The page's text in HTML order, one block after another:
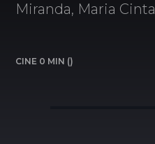
Miranda, Maria Cinta
CINE 0 MIN ()